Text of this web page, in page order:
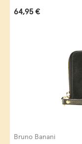
Regulärer Preis:
64,95 €
Bruno Banani